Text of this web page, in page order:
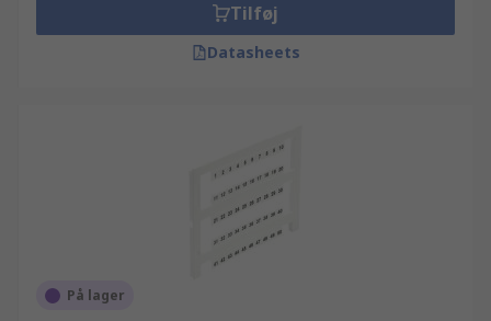
Tilføj
Datasheets
På lager